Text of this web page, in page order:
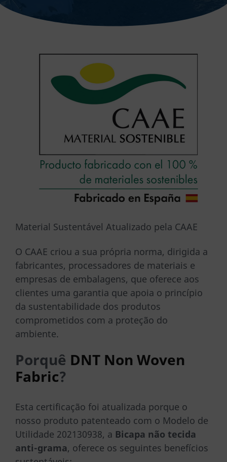
Material Sustentável Atualizado pela CAAE
O CAAE criou a sua própria norma, dirigida a
fabricantes, processadores de materiais e
empresas de embalagens, que oferece aos
clientes uma garantia que apoia o princípio
da sustentabilidade dos produtos
comprometidos com a proteção do
ambiente.
Porquê DNT Non Woven
Fabric?
Esta certificação foi atualizada porque o
nosso produto patenteado com o Modelo de
Utilidade 202130938, a Bicapa não tecida
anti-grama, oferece os seguintes benefícios